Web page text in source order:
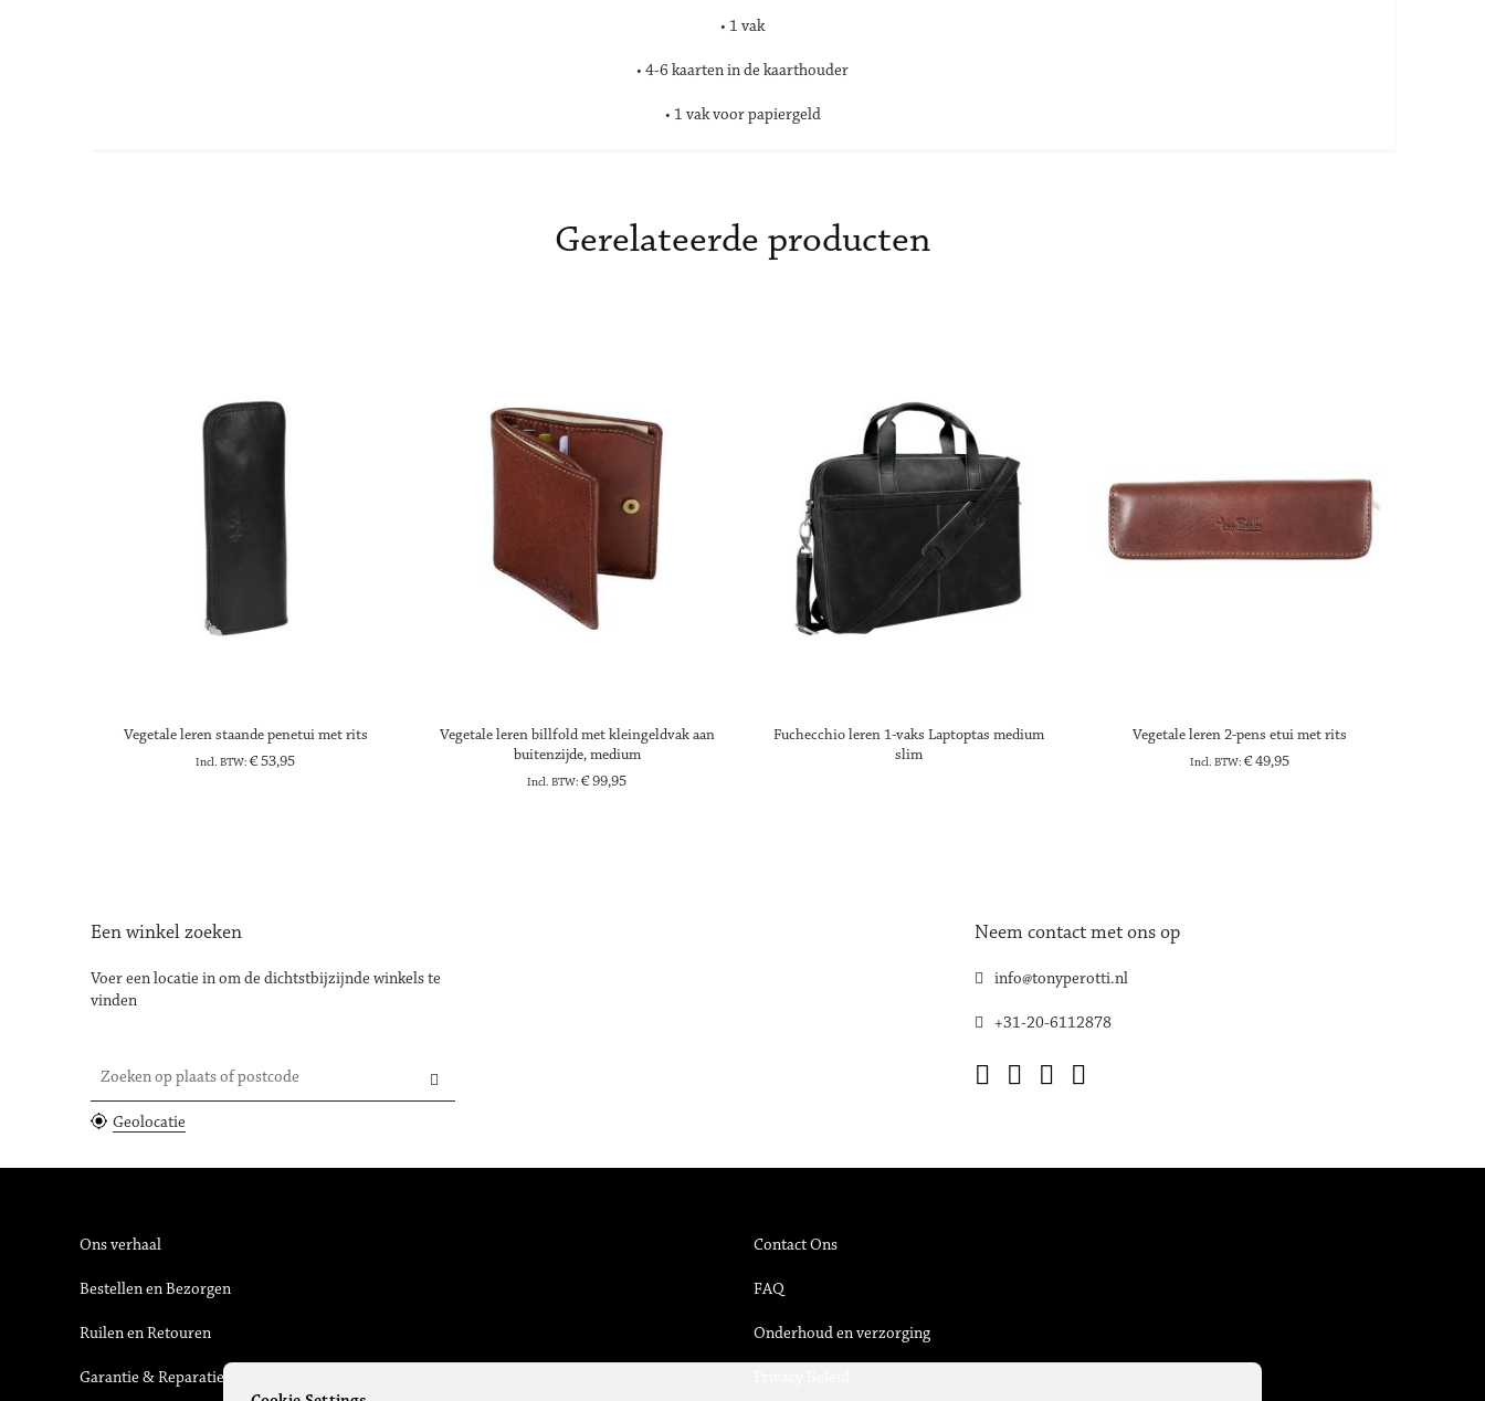
• 1 vak
• 4-6 kaarten in de kaarthouder
• 1 vak voor papiergeld
Gerelateerde producten
Vegetale leren staande penetui met rits
€ 53,95
Vegetale leren billfold met kleingeldvak aan
buitenzijde, medium
€ 99,95
Fuchecchio leren 1-vaks Laptoptas medium
slim
Vegetale leren 2-pens etui met rits
€ 49,95
Een winkel zoeken
Voer een locatie in om de dichtstbijzijnde winkels te
vinden
Zoeken op plaats of postcode
Geolocatie
Neem contact met ons op
info@tonyperotti.nl
+31-20-6112878
Ons verhaal
Bestellen en Bezorgen
Ruilen en Retouren
Garantie & Reparatie
Contact Ons
FAQ
Onderhoud en verzorging